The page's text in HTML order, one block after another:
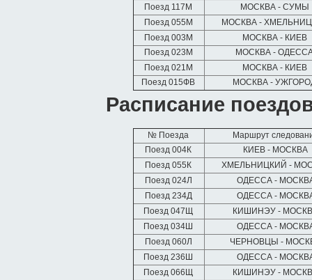
Поезд 117М
МОСКВА - СУМЫ
Поезд 055М
МОСКВА -
Поезд 003М
МОСКВА - КИЕВ
Поезд 023М
МОСКВА -
Поезд 021М
МОСКВА - КИЕВ
Поезд 015ФВ
МОСКВА -
Расписание
№ Поезда
Маршрут
Поезд 004К
КИЕВ - МОСКВА
Поезд 055К
ХМЕЛЬНИЦКИЙ -
Поезд 024Л
ОДЕССА -
Поезд 234Д
ОДЕССА -
Поезд 047Щ
КИШИНЭУ -
Поезд 034Ш
ОДЕССА -
Поезд 060Л
ЧЕРНОВЦЫ -
Поезд 236Ш
ОДЕССА -
Поезд 066Щ
КИШИНЭУ -